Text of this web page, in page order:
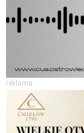
reklama